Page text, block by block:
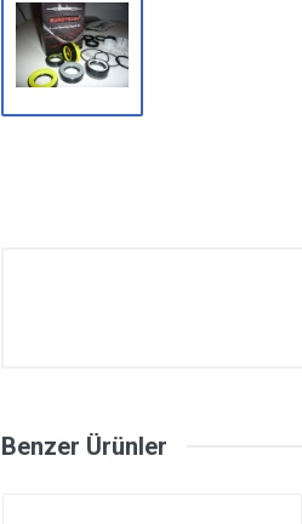
Benzer Ürünler